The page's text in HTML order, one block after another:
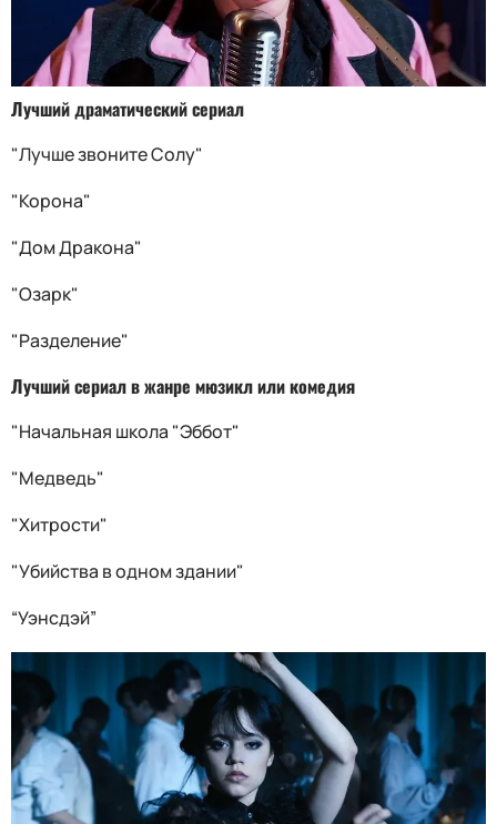
Лучший драматический сериал
"Лучше звоните Солу"
"Корона"
"Дом Дракона"
"Озарк"
"Разделение"
Лучший сериал в жанре мюзикл или комедия
"Начальная школа "Эббот"
"Медведь"
"Хитрости"
"Убийства в одном здании"
“Уэнсдэй”